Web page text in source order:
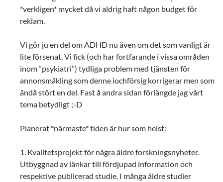
*verkligen* mycket då vi aldrig haft någon budget för
reklam.
Vi gör ju en del om ADHD nu även om det som vanligt är
lite försenat. Vi fick (och har fortfarande i vissa områden
inom ”psykiatri”) tydliga problem med tjänsten för
annonsmäkling som denne iochförsig korrigerar men som
ändå stört en del. Fast å andra sidan förlängde jag vårt
tema betydligt ;-D
Planerat *närmaste* tiden är hur som helst:
1. Kvalitetsprojekt för några äldre forskningsnyheter.
Utbyggnad av länkar till fördjupad information och
respektive publicerad studie. I många äldre studier